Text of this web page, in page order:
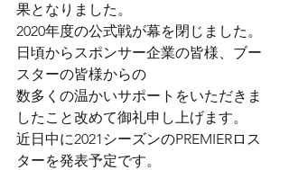
果となりました。
2020年度の公式戦が幕を閉じました。
日頃からスポンサー企業の皆様、ブー
スターの皆様からの
数多くの温かいサポートをいただきま
したこと改めて御礼申し上げます。
近日中に2021シーズンのPREMIERロス
ターを発表予定です。